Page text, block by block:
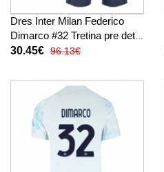
Dres Inter Milan Federico
Dimarco #32 Tretina pre deti
2025-26 Krátky Rukáv (+
30.45€ 96.13€